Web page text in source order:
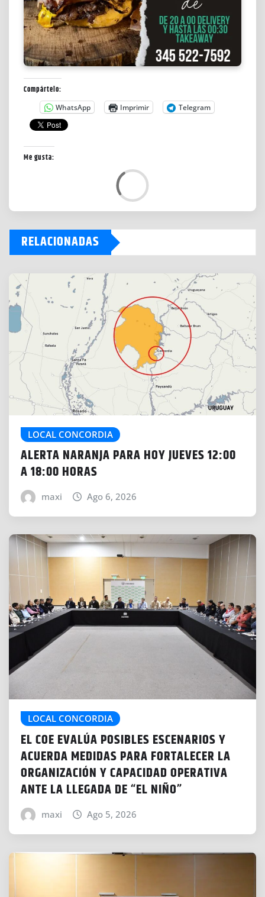
Compártelo:
WhatsApp Imprimir Telegram
Me gusta:
a
i
n
…
RELACIONADAS
LOCAL CONCORDIA
ALERTA NARANJA PARA HOY JUEVES 12:00
A 18:00 HORAS
maxi Ago 6, 2026
LOCAL CONCORDIA
EL COE EVALÚA POSIBLES ESCENARIOS Y
ACUERDA MEDIDAS PARA FORTALECER LA
ORGANIZACIÓN Y CAPACIDAD OPERATIVA
ANTE LA LLEGADA DE “EL NIÑO”
maxi Ago 5, 2026